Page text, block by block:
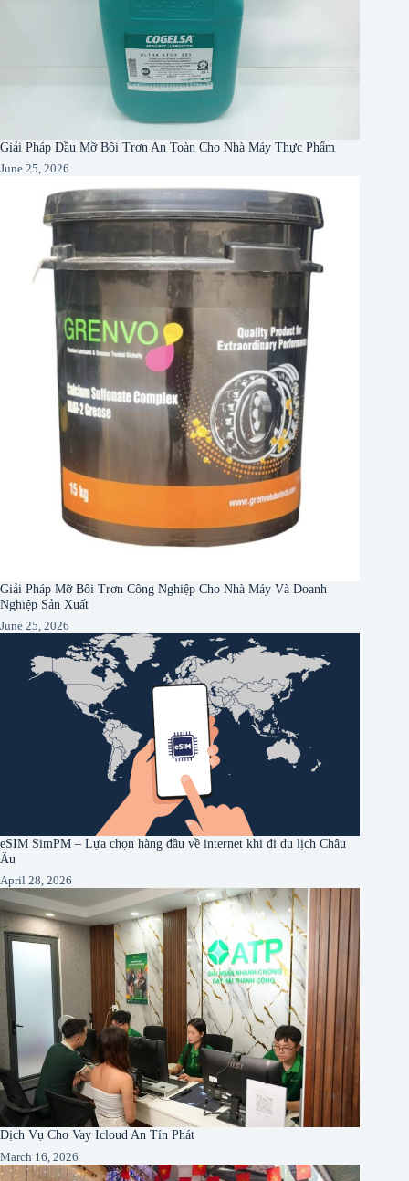
Giải Pháp Dầu Mỡ Bôi Trơn An Toàn Cho Nhà Máy Thực Phẩm
June 25, 2026
Giải Pháp Mỡ Bôi Trơn Công Nghiệp Cho Nhà Máy Và Doanh
Nghiệp Sản Xuất
June 25, 2026
eSIM SimPM – Lựa chọn hàng đầu về internet khi đi du lịch Châu
Âu
April 28, 2026
Dịch Vụ Cho Vay Icloud An Tín Phát
March 16, 2026